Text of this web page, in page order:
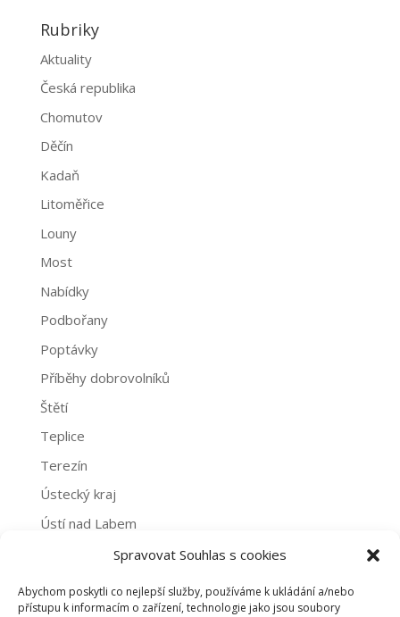
Spravovat Souhlas s cookies
Abychom poskytli co nejlepší služby, používáme k ukládání a/nebo
přístupu k informacím o zařízení, technologie jako jsou soubory
Rubriky
Aktuality
Česká republika
Chomutov
Děčín
Kadaň
Litoměřice
Louny
Most
Nabídky
Podbořany
Poptávky
Příběhy dobrovolníků
Štětí
Teplice
Terezín
Ústecký kraj
Ústí nad Labem
Archivy